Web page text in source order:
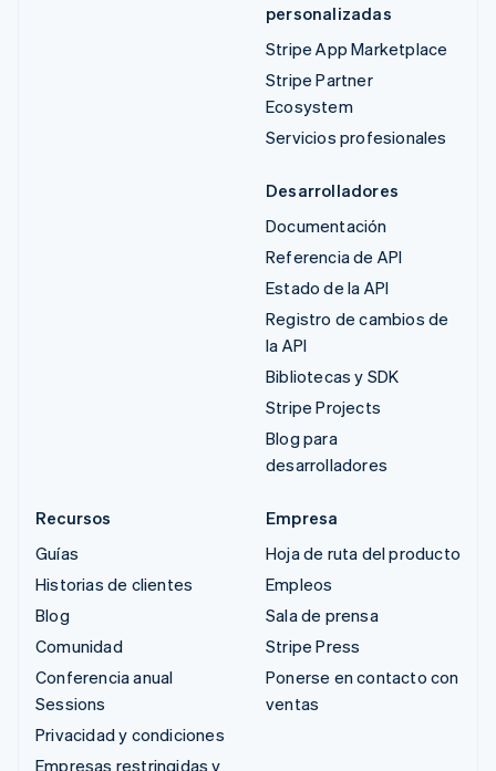
personalizadas
Stripe App Marketplace
Stripe Partner
Ecosystem
Servicios profesionales
Desarrolladores
Documentación
Referencia de API
Estado de la API
Registro de cambios de
la API
Bibliotecas y SDK
Stripe Projects
Blog para
desarrolladores
Recursos
Guías
Historias de clientes
Blog
Comunidad
Conferencia anual
Sessions
Privacidad y condiciones
Empresas restringidas y
Empresa
Hoja de ruta del producto
Empleos
Sala de prensa
Stripe Press
Ponerse en contacto con
ventas